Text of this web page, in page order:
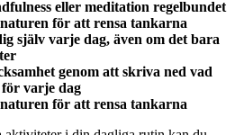
eller meditation regelbundet
för att rensa tankarna
själv varje dag, även om det bara
genom att skriva ned vad
varje dag
för att rensa tankarna